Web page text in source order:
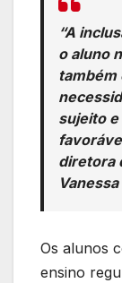
“A
o aluno
também
sujeito
diretora
Os alunos
ensino